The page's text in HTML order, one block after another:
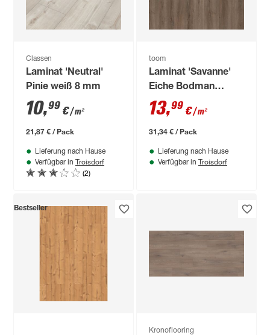
Classen
Laminat 'Neutral'
Pinie weiß 8 mm
10,99 €/ m²
21,87 € / Pack
Lieferung nach Hause
Verfügbar in Troisdorf
(2)
toom
Laminat 'Savanne'
Eiche Bodman
graubraun 7 mm
13,99 €/ m²
31,34 € / Pack
Lieferung nach Hause
Verfügbar in Troisdorf
Bestseller
Kronoflooring